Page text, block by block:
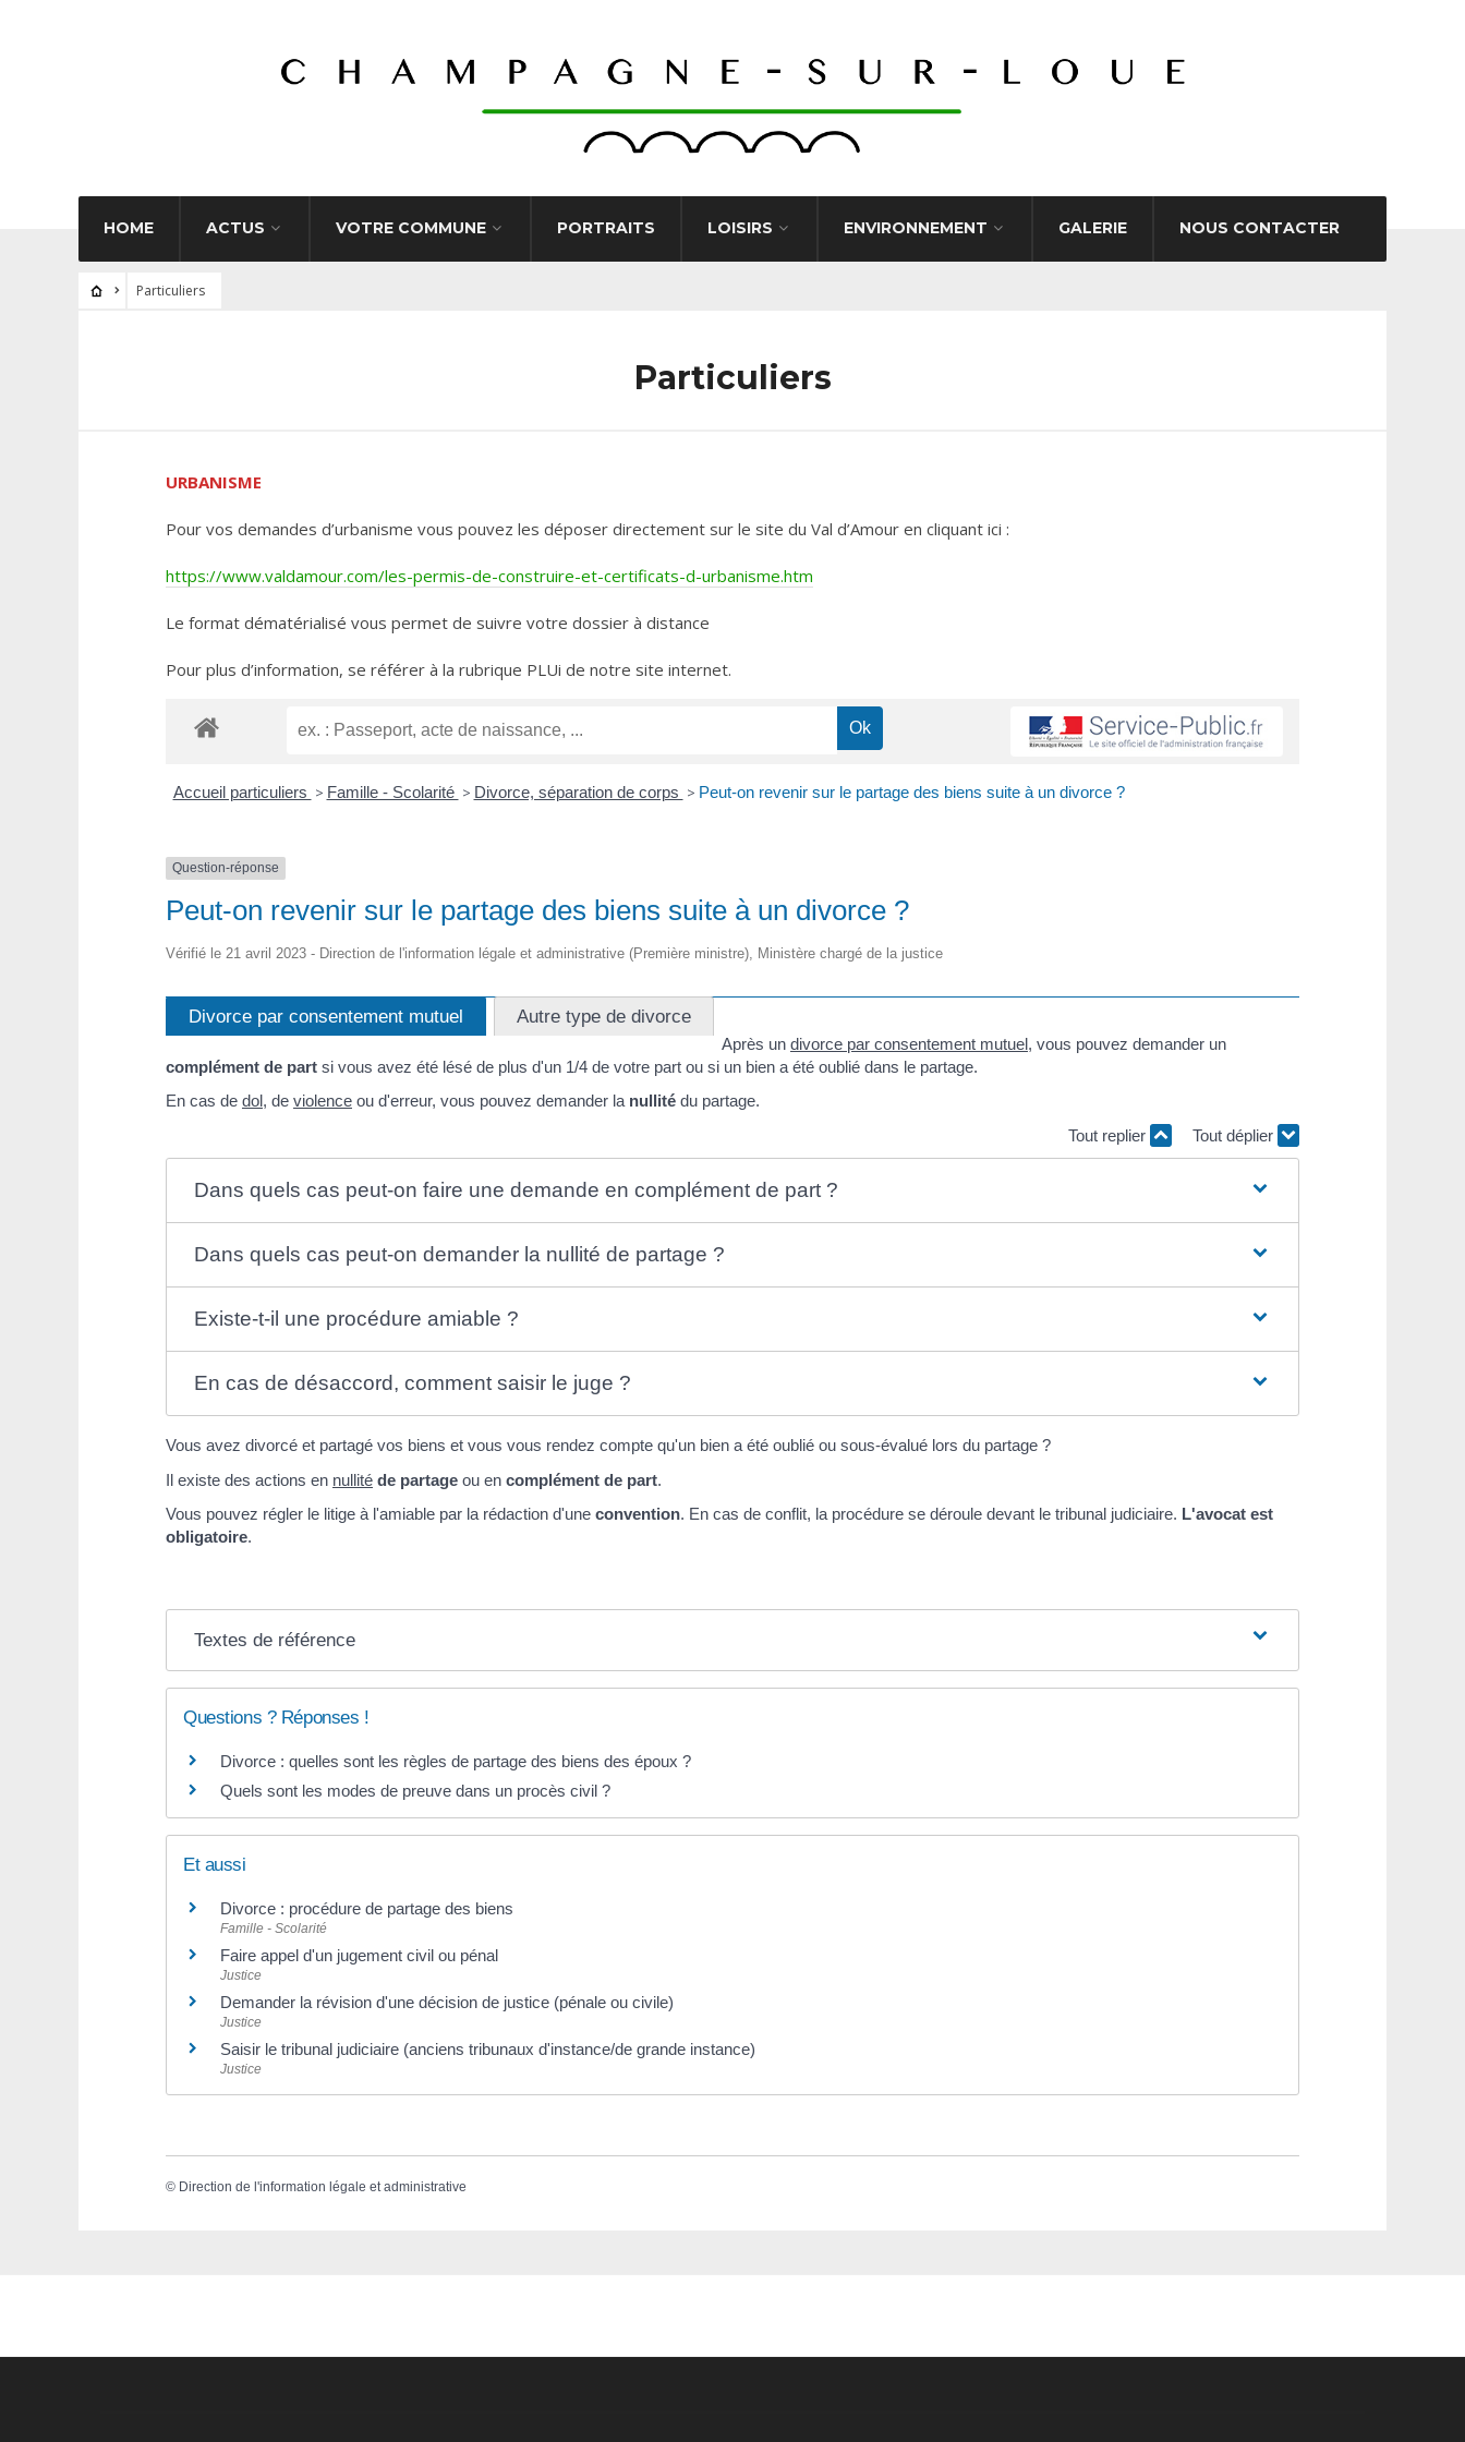
HOME ACTUS VOTRE COMMUNE PORTRAITS LOISIRS ENVIRONNEMENT GALERIE NOUS CONTACTER
Particuliers
Particuliers
URBANISME
Pour vos demandes d’urbanisme vous pouvez les déposer directement sur le site du Val d’Amour en cliquant ici :
https://www.valdamour.com/les-permis-de-construire-et-certificats-d-urbanisme.htm
Le format dématérialisé vous permet de suivre votre dossier à distance
Pour plus d’information, se référer à la rubrique PLUi de notre site internet.
Accueil particuliers > Famille - Scolarité > Divorce, séparation de corps > Peut-on revenir sur le partage des biens suite à un divorce ?
Question-réponse
Peut-on revenir sur le partage des biens suite à un divorce ?
Vérifié le 21 avril 2023 - Direction de l'information légale et administrative (Première ministre), Ministère chargé de la justice
Divorce par consentement mutuel Autre type de divorce
Après un divorce par consentement mutuel, vous pouvez demander un
complément de part si vous avez été lésé de plus d'un 1/4 de votre part ou si un bien a été oublié dans le partage.
En cas de dol, de violence ou d'erreur, vous pouvez demander la nullité du partage.
Tout replier
Tout déplier
Dans quels cas peut-on faire une demande en complément de part ?
Dans quels cas peut-on demander la nullité de partage ?
Existe-t-il une procédure amiable ?
En cas de désaccord, comment saisir le juge ?
Vous avez divorcé et partagé vos biens et vous vous rendez compte qu'un bien a été oublié ou sous-évalué lors du partage ?
Il existe des actions en nullité de partage ou en complément de part.
Vous pouvez régler le litige à l'amiable par la rédaction d'une convention. En cas de conflit, la procédure se déroule devant le tribunal judiciaire. L'avocat est
obligatoire.
Textes de référence
Questions ? Réponses !
Divorce : quelles sont les règles de partage des biens des époux ?
Quels sont les modes de preuve dans un procès civil ?
Et aussi
Divorce : procédure de partage des biens
Famille - Scolarité
Faire appel d'un jugement civil ou pénal
Justice
Demander la révision d'une décision de justice (pénale ou civile)
Justice
Saisir le tribunal judiciaire (anciens tribunaux d'instance/de grande instance)
Justice
© Direction de l'information légale et administrative